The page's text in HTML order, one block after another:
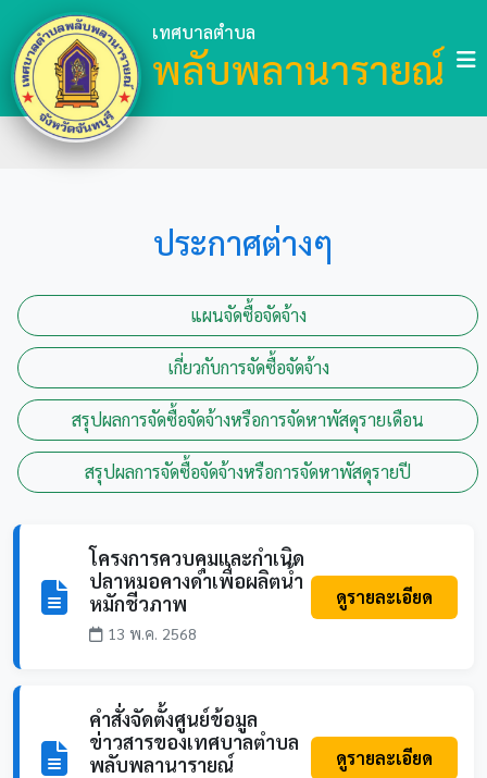
เทศบาลตำบล
พลับพลานารายณ์
ประกาศต่างๆ
แผนจัดซื้อจัดจ้าง
เกี่ยวกับการจัดซื้อจัดจ้าง
สรุปผลการจัดซื้อจัดจ้างหรือการจัดหาพัสดุรายเดือน
สรุปผลการจัดซื้อจัดจ้างหรือการจัดหาพัสดุรายปี
โครงการควบคุมและกำเนิด
ปลาหมอคางดำเพื่อผลิตน้ำ
หมักชีวภาพ
13 พ.ค. 2568
ดูรายละเอียด
คำสั่งจัดตั้งศูนย์ข้อมูล
ข่าวสารของเทศบาลตำบล
พลับพลานารายณ์
ดูรายละเอียด